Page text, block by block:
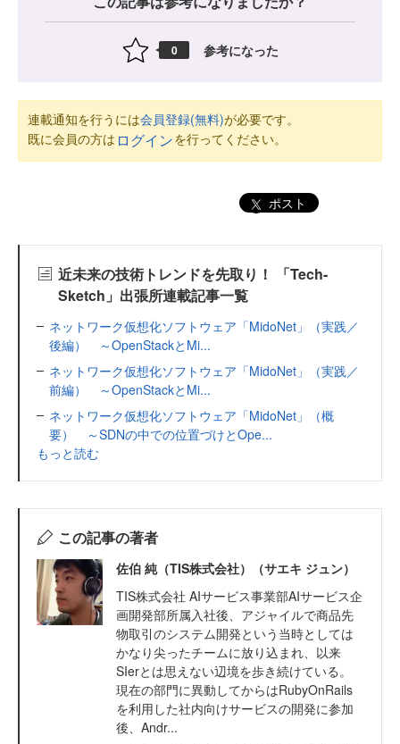
0 参考になった
連載通知を行うには会員登録(無料)が必要です。
既に会員の方は ログインを行ってください。
ポスト
近未来の技術トレンドを先取り！ 「Tech-
Sketch」出張所連載記事一覧
ネットワーク仮想化ソフトウェア「MidoNet」（実践／
後編） ～OpenStackとMi...
ネットワーク仮想化ソフトウェア「MidoNet」（実践／
前編） ～OpenStackとMi...
ネットワーク仮想化ソフトウェア「MidoNet」（概
要） ～SDNの中での位置づけとOpe...
もっと読む
この記事の著者
佐伯 純（TIS株式会社）（サエキ ジュン）
TIS株式会社 AIサービス事業部AIサービス企
画開発部所属入社後、アジャイルで商品先
物取引のシステム開発という当時としては
かなり尖ったチームに放り込まれ、以来
SIerとは思えない辺境を歩き続けている。
現在の部門に異動してからはRubyOnRails
を利用した社内向けサービスの開発に参加
後、Andr...